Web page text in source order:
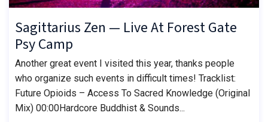
Sagittarius Zen — Live At Forest Gate
Psy Camp
Another great event I visited this year, thanks people
who organize such events in difficult times! Tracklist:
Future Opioids – Access To Sacred Knowledge (Original
Mix) 00:00Hardcore Buddhist & Sounds...